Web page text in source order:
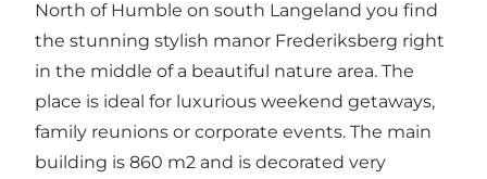
North of Humble on south Langeland you find
the stunning stylish manor Frederiksberg right
in the middle of a beautiful nature area. The
place is ideal for luxurious weekend getaways,
family reunions or corporate events. The main
building is 860 m2 and is decorated very